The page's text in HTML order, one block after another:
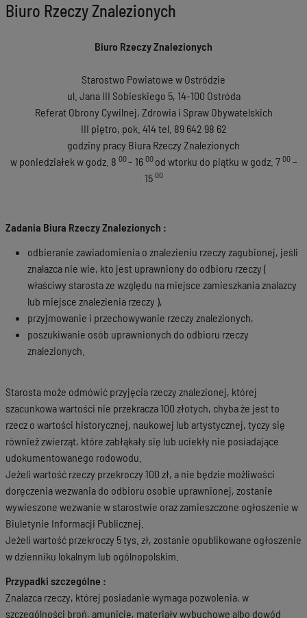
Biuro Rzeczy Znalezionych
Biuro Rzeczy Znalezionych
Starostwo Powiatowe w Ostródzie
ul. Jana III Sobieskiego 5, 14-100 Ostróda
Referat Obrony Cywilnej, Zdrowia i Spraw Obywatelskich
III piętro, pok. 414 tel. 89 642 98 62
godziny pracy Biura Rzeczy Znalezionych
w poniedziałek w godz. 8 00– 16 00 od wtorku do piątku w godz. 7 00–
15 00
Zadania Biura Rzeczy Znalezionych :
odbieranie zawiadomienia o znalezieniu rzeczy zagubionej, jeśli
znalazca nie wie, kto jest uprawniony do odbioru rzeczy (
właściwy starosta ze względu na miejsce zamieszkania znalazcy
lub miejsce znalezienia rzeczy ),
przyjmowanie i przechowywanie rzeczy znalezionych,
poszukiwanie osób uprawnionych do odbioru rzeczy
znalezionych.
Starosta może odmówić przyjęcia rzeczy znalezionej, której
szacunkowa wartości nie przekracza 100 złotych, chyba że jest to
rzecz o wartości historycznej, naukowej lub artystycznej, tyczy się
również zwierząt, które zabłąkały się lub uciekły nie posiadające
udokumentowanego rodowodu.
Jeżeli wartość rzeczy przekroczy 100 zł, a nie będzie możliwości
doręczenia wezwania do odbioru osobie uprawnionej, zostanie
wywieszone wezwanie w starostwie oraz zamieszczone ogłoszenie w
Biuletynie Informacji Publicznej.
Jeżeli wartość przekroczy 5 tys. zł, zostanie opublikowane ogłoszenie
w dzienniku lokalnym lub ogólnopolskim.
Przypadki szczególne :
Znalazca rzeczy, której posiadanie wymaga pozwolenia, w
szczególności broń, amunicję, materiały wybuchowe albo dowód